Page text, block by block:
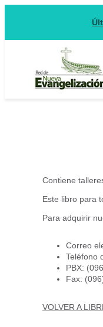
Contiene
Este libro para
Para adquirir
Correo
Teléfono
PBX:
Fax:
VOLVER A